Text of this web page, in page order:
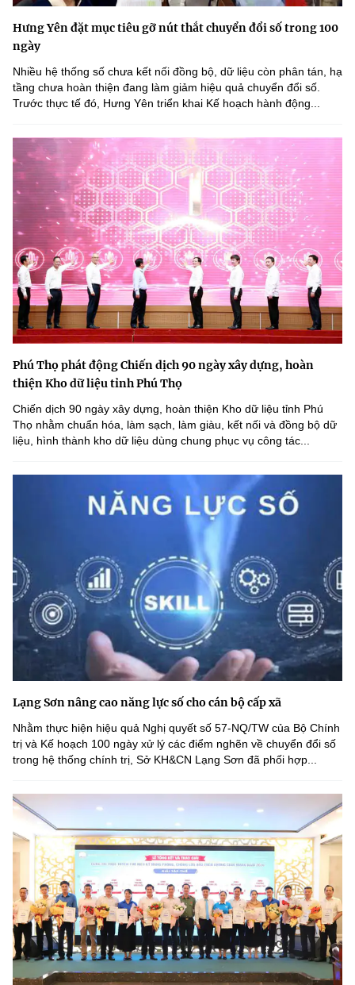
Hưng Yên đặt mục tiêu gỡ nút thắt chuyển đổi số trong 100
ngày
Nhiều hệ thống số chưa kết nối đồng bộ, dữ liệu còn phân tán, hạ
tầng chưa hoàn thiện đang làm giảm hiệu quả chuyển đổi số.
Trước thực tế đó, Hưng Yên triển khai Kế hoạch hành động...
Phú Thọ phát động Chiến dịch 90 ngày xây dựng, hoàn
thiện Kho dữ liệu tỉnh Phú Thọ
Chiến dịch 90 ngày xây dựng, hoàn thiện Kho dữ liệu tỉnh Phú
Thọ nhằm chuẩn hóa, làm sạch, làm giàu, kết nối và đồng bộ dữ
liệu, hình thành kho dữ liệu dùng chung phục vụ công tác...
Lạng Sơn nâng cao năng lực số cho cán bộ cấp xã
Nhằm thực hiện hiệu quả Nghị quyết số 57-NQ/TW của Bộ Chính
trị và Kế hoạch 100 ngày xử lý các điểm nghẽn về chuyển đổi số
trong hệ thống chính trị, Sở KH&CN Lạng Sơn đã phối hợp...